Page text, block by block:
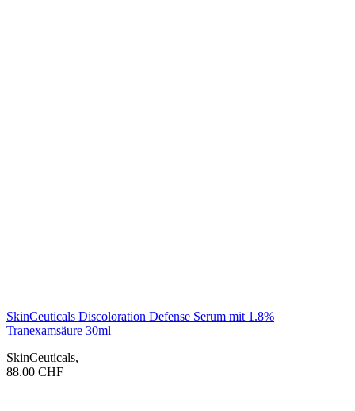
SkinCeuticals Discoloration Defense Serum mit 1.8%
Tranexamsäure 30ml
SkinCeuticals,
88.00 CHF